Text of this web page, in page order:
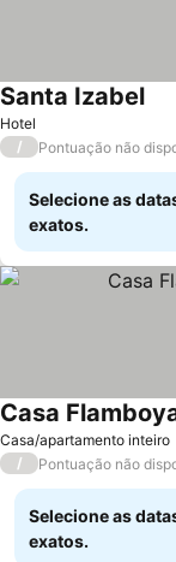
Hotel
Santa Izabel
/ Pontuação não
Selecione as
exatos.
Casa/apartamento inteiro
Casa
/ Pontuação não
Selecione as
exatos.